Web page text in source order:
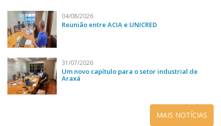
04/08/2026
Reunião entre ACIA e UNICRED
31/07/2026
Um novo capítulo para o setor industrial de
Araxá
MAIS NOTÍCIAS